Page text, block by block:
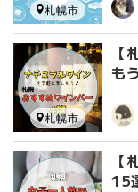
札幌市
【
も
札幌市
【
15